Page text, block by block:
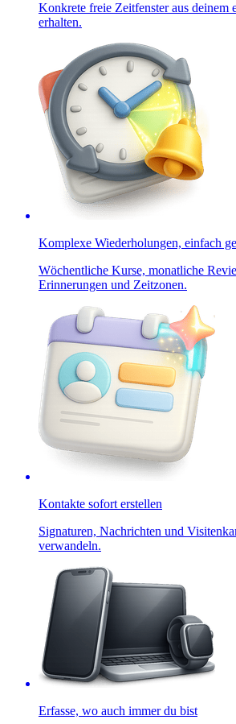
Konkrete freie Zeitfenster aus deinem
erhalten.
Komplexe Wiederholungen, einfach
Wöchentliche Kurse, monatliche
Erinnerungen und Zeitzonen.
Kontakte sofort erstellen
Signaturen, Nachrichten und
verwandeln.
Erfasse, wo auch immer du bist